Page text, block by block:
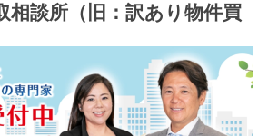
相談所（旧：訳あり物件買